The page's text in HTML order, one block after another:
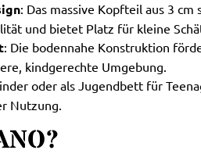
: Das massive Kopfteil aus 3
und bietet Platz für kleine
: Die bodennahe Konstruktion
kindgerechte Umgebung.
oder als Jugendbett für
Nutzung.